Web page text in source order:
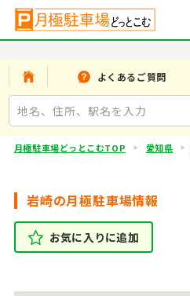
よくあるご質問
月極駐車場どっとこむTOP 愛知県
岩崎の月極駐車場情報
お気に入りに追加